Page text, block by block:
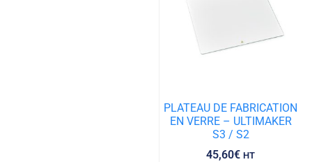
PLATEAU DE FABRICATION
EN VERRE – ULTIMAKER
S3 / S2
45,60€ HT